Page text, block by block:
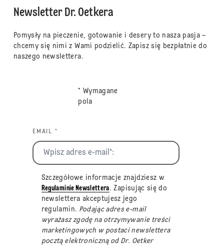
Newsletter Dr. Oetkera
Pomysły na pieczenie, gotowanie i desery to nasza pasja –
chcemy się nimi z Wami podzielić. Zapisz się bezpłatnie do
naszego newslettera.
* Wymagane
pola
EMAIL *
Szczegółowe informacje znajdziesz w
Regulaminie Newslettera. Zapisując się do
newslettera akceptujesz jego
regulamin. Podając adres e-mail
wyrażasz zgodę na otrzymywanie treści
marketingowych w postaci newslettera
pocztą elektroniczną od Dr. Oetker